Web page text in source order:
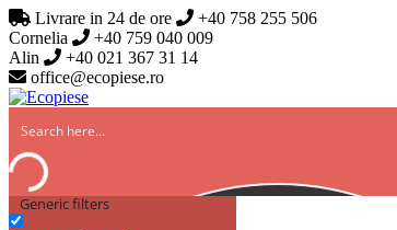
Livrare in 24 de ore
+40 758 255 506
Cornelia
+40 759 040 009
Alin
+40 021 367 31 14
office@ecopiese.ro
Generic filters